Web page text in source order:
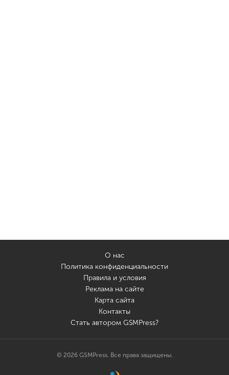
О нас
Политика конфиденциальности
Правила и условия
Реклама на сайте
Карта сайта
Контакты
Стать автором GSMPress?
© 2026 GSMPress. Все права защищены.